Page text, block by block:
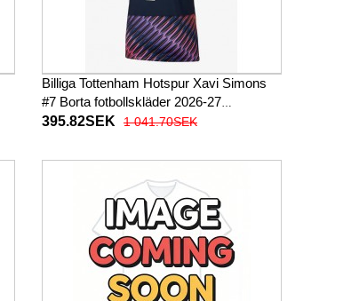
Billiga Tottenham Hotspur Xavi Simons
#7 Borta fotbollskläder 2026-27
Kortärmad
395.82SEK 1 041.70SEK